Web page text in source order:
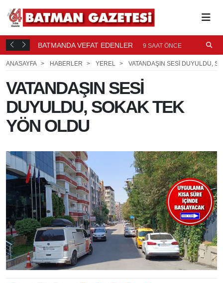
BATMANDA VEFAT EDENLER 9 SAAT ÖNCE
ANASAYFA HABERLER YEREL VATANDAŞIN SESİ DUYULDU,
VATANDAŞIN SESİ
DUYULDU, SOKAK TEK
YÖN OLDU